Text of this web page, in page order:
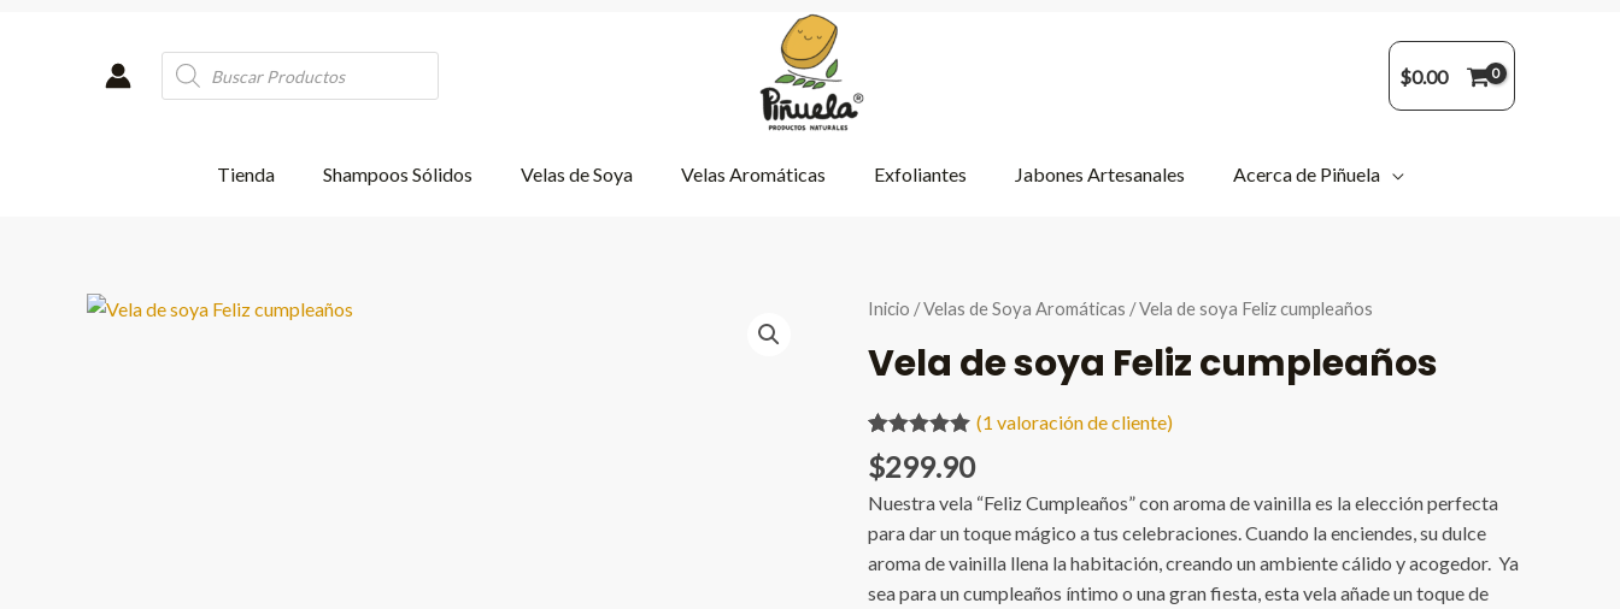
Products
search
$0.00
Tienda Shampoos Sólidos Velas de Soya Velas Aromáticas Exfoliantes Jabones Artesanales Acerca de Piñuela
Inicio /Velas de Soya Aromáticas / Vela de soya Feliz cumpleaños
Vela de soya Feliz cumpleaños
Valorado
5.00sobre
1
puntuación
de cliente
(1 valoración de cliente)
$299.90
Nuestra vela “Feliz Cumpleaños” con aroma de vainilla es la elección perfecta
para dar un toque mágico a tus celebraciones. Cuando la enciendes, su dulce
aroma de vainilla llena la habitación, creando un ambiente cálido y acogedor. Ya
sea para un cumpleaños íntimo o una gran fiesta, esta vela añade un toque de